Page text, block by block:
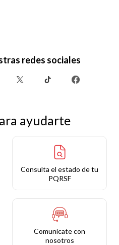
redes sociales
ayudarte
Consulta el estado de tu
PQRSF
Comunícate con
nosotros